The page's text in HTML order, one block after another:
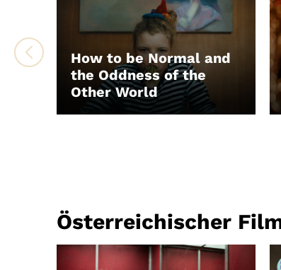
How to be Normal and
the Oddness of the
Other World
LEIHEN
Österreichischer